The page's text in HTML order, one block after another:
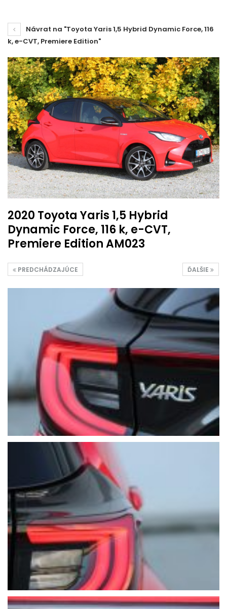
Návrat na "Toyota Yaris 1,5 Hybrid Dynamic Force, 116
k, e-CVT, Premiere Edition"
2020 Toyota Yaris 1,5 Hybrid
Dynamic Force, 116 k, e-CVT,
Premiere Edition AM023
ĎALŠIE
PREDCHÁDZAJÚCE